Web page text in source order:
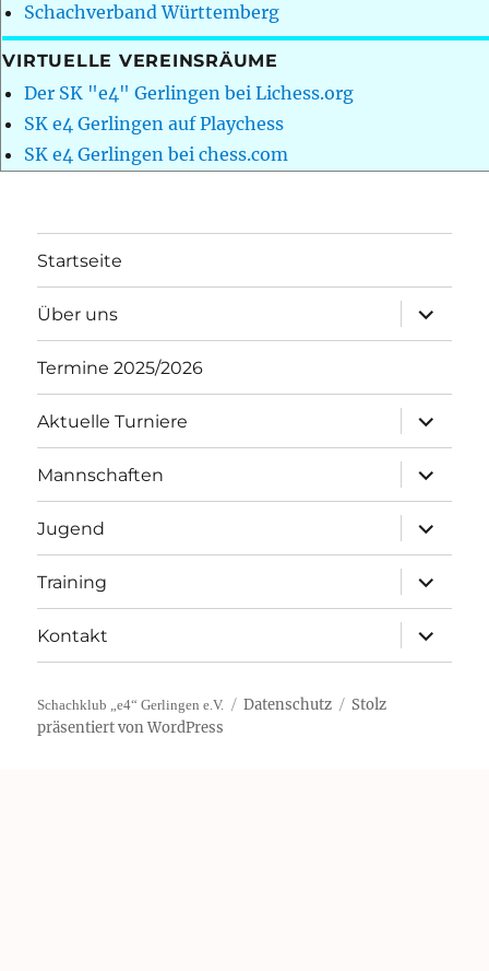
Schachverband Württemberg
VIRTUELLE VEREINSRÄUME
Der SK "e4" Gerlingen bei Lichess.org
SK e4 Gerlingen auf Playchess
SK e4 Gerlingen bei chess.com
Startseite
Über uns
öffnen
Termine 2025/2026
Aktuelle Turniere
öffnen
Mannschaften
öffnen
Jugend
öffnen
Training
öffnen
Kontakt
öffnen
Schachklub „e4“ Gerlingen e.V. Datenschutz
Stolz
präsentiert von WordPress